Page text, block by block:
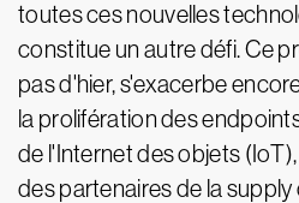
toutes ces nouvelles
constitue un autre défi. Ce
pas d'hier, s'exacerbe
la prolifération des
de l'Internet des objets
des partenaires de la